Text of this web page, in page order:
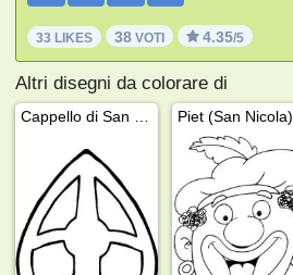
33 LIKES 38 VOTI 4.35/5
Altri disegni da colorare di
Piet (San Nicola)